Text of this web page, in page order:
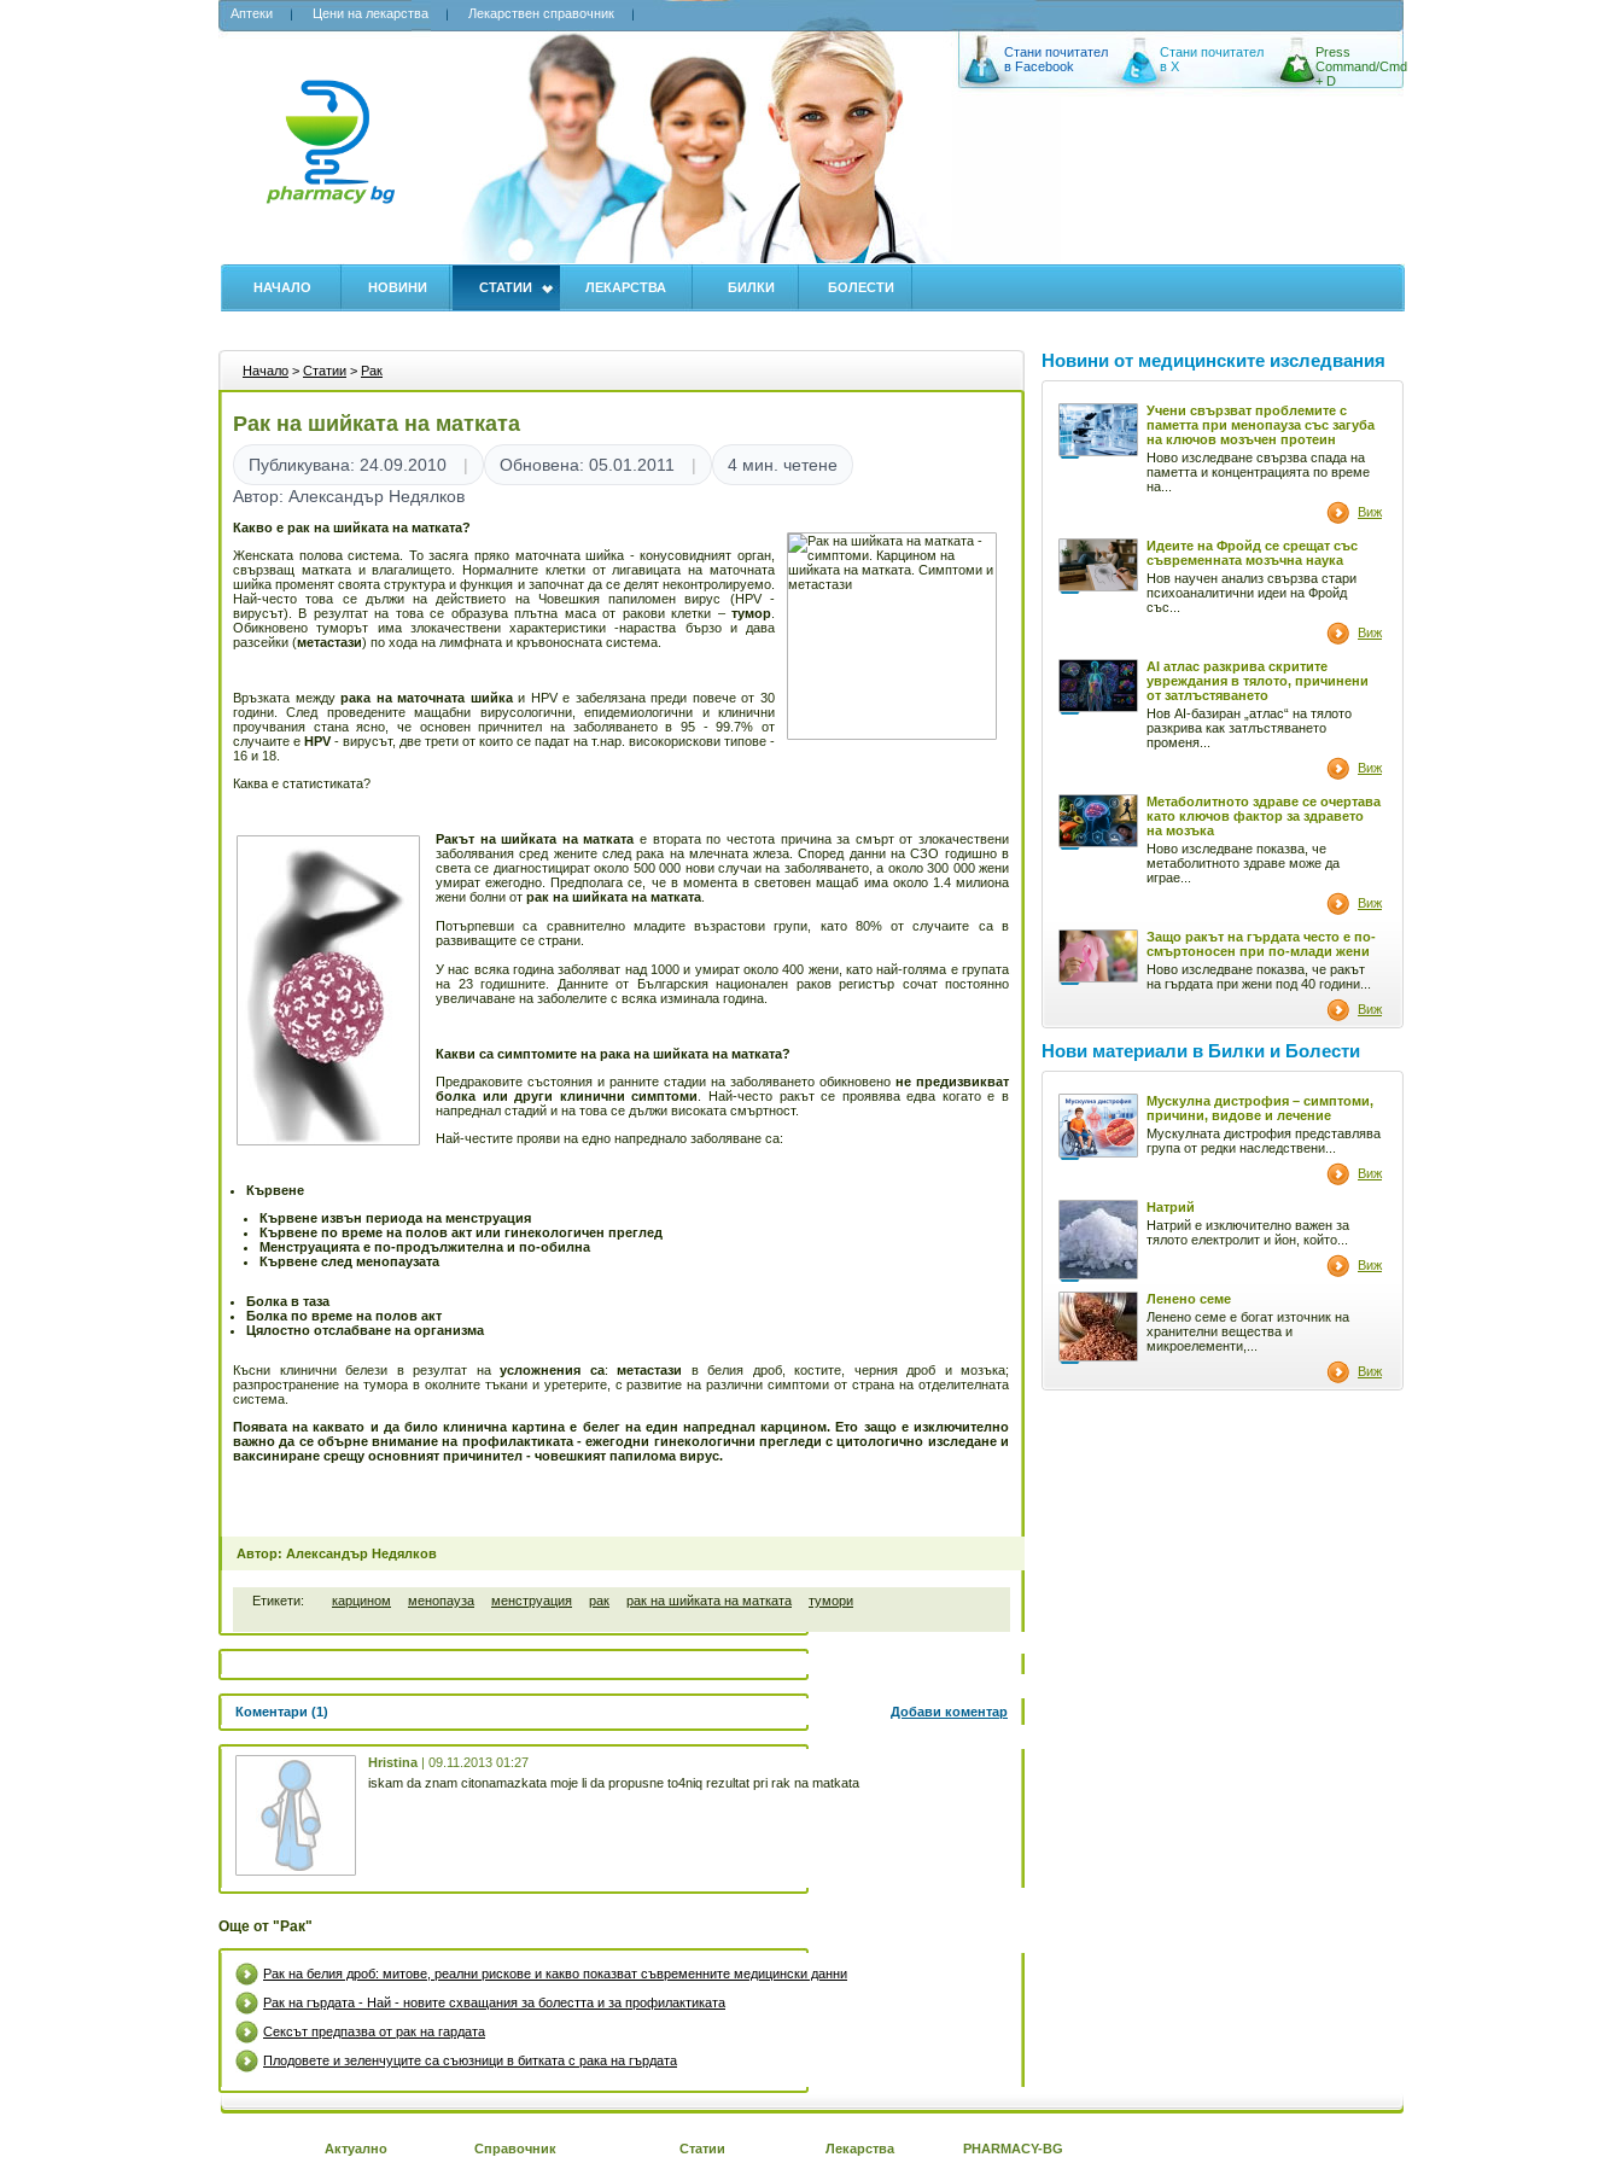
Аптеки Цени на лекарства Лекарствен справочник
Стани почитател
в Facebook
Стани почитател
в X
Press
Command/Cmd
+ D
НАЧАЛО НОВИНИ СТАТИИ ЛЕКАРСТВА БИЛКИ БОЛЕСТИ
Начало > Статии > Рак
Рак на шийката на матката
Публикувана: 24.09.2010 Обновена: 05.01.2011
4 мин. четене
Автор: Александър Недялков
Какво е рак на шийката на матката?
Женската полова система. То засяга пряко маточната шийка - конусовидният орган,
свързващ матката и влагалището. Нормалните клетки от лигавицата на маточната
шийка променят своята структура и функция и започнат да се делят неконтролируемо.
Най-често това се дължи на действието на Човешкия папиломен вирус (HPV -
вирусът). В резултат на това се образува плътна маса от ракови клетки – тумор
Обикновено туморът има злокачествени характеристики -нараства бързо и дава
разсейки (метастази) по хода на лимфната и кръвоносната система.
Връзката междурака на маточната шийкаи HPV е забелязана преди повече от 30
години. След проведените мащабни вирусологични, епидемиологични и клинични
проучвания стана ясно, че основен причнител на заболяването в 95 - 99.7% от
случаите е HPV- вирусът, две трети от които се падат на т.нар. високорискови типове -
16 и 18.
Каква е статистиката?
Ракът на шийката на матката е втората по честота причина за смърт от злокачествени
заболявания сред жените след рака на млечната жлеза. Според данни на СЗО годишно в
света се диагностицират около 500 000 нови случаи на заболяването, а около 300 000 жени
умират ежегодно. Предполага се, че в момента в световен мащаб има около 1.4 милиона
жени болни от рак на шийката на матката
Потърпевши са сравнително младите възрастови групи, като 80% от случаите са в
развиващите се страни.
У нас всяка година заболяват над 1000 и умират около 400 жени, като най-голяма е групата
на 23 годишните. Данните от Българския национален раков регистър сочат постоянно
увеличаване на заболелите с всяка изминала година.
Какви са симптомите на рака на шийката на матката?
Предраковите състояния и ранните стадии на заболяването обикновено не предизвикват
болка или други клинични симптоми
. Най-често ракът се проявява едва когато е в
напреднал стадий и на това се дължи високата смъртност.
Най-честите прояви на едно напреднало заболяване са:
Кървене
Кървене извън периода на менструация
Кървене по време на полов акт или гинекологичен преглед
Менструацията е по-продължителна и по-обилна
Кървене след менопаузата
Болка в таза
Болка по време на полов акт
Цялостно отслабване на организма
Късни клинични белези в резултат на усложнения са: метастази в белия дроб, костите, черния дроб и мозъка;
разпространение на тумора в околните тъкани и уретерите, с развитие на различни симптоми от страна на отделителната
система.
Появата на каквато и да било клинична картина е белег на един напреднал карцином. Ето защо е изключително
важно да се обърне внимание на профилактиката - ежегодни гинекологични прегледи с цитологично изследане и
ваксиниране срещу основният причинител - човешкият папилома вирус.
Автор: Александър Недялков
Етикети: карцином менопауза менструация рак рак на шийката на матката тумори
Коментари (1) Добави коментар
Hristina | 09.11.2013 01:27
iskam da znam citonamazkata moje li da propusne to4niq rezultat pri rak na matkata
Още от "Рак"
Рак на белия дроб: митове, реални рискове и какво показват съвременните медицински данни
Рак на гърдата - Най - новите схващания за болестта и за профилактиката
Сексът предпазва от рак на гардата
Плодовете и зеленчуците са съюзници в битката с рака на гърдата
Новини от медицинските изследвания
Учени свързват проблемите с
паметта при менопауза със загуба
на ключов мозъчен протеин
Ново изследване свързва спада на
паметта и концентрацията по време
на...
Виж
Идеите на Фройд се срещат със
съвременната мозъчна наука
Нов научен анализ свързва стари
психоаналитични идеи на Фройд
със...
Виж
AI атлас разкрива скритите
увреждания в тялото, причинени
от затлъстяването
Нов AI-базиран „атлас“ на тялото
разкрива как затлъстяването
променя...
Виж
Метаболитното здраве се очертава
като ключов фактор за здравето
на мозъка
Ново изследване показва, че
метаболитното здраве може да
играе...
Виж
Защо ракът на гърдата често е по-
смъртоносен при по-млади жени
Ново изследване показва, че ракът
на гърдата при жени под 40 години...
Виж
Нови материали в Билки и Болести
Мускулна дистрофия – симптоми,
причини, видове и лечение
Мускулната дистрофия представлява
група от редки наследствени...
Виж
Натрий
Натрий е изключително важен за
тялото електролит и йон, който...
Виж
Ленено семе
Ленено семе е богат източник на
хранителни вещества и
микроелементи,...
Виж
Актуално Справочник Статии Лекарства PHARMACY-BG